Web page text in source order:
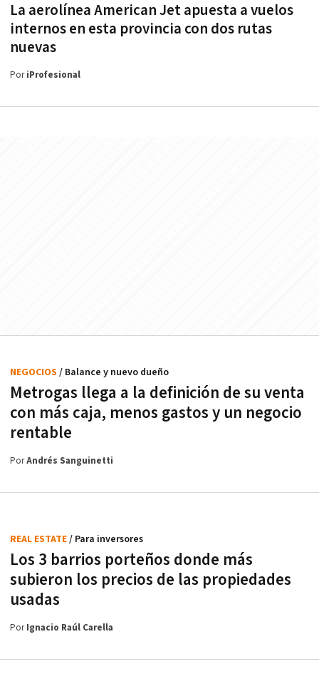
La aerolínea American Jet apuesta a vuelos
internos en esta provincia con dos rutas
nuevas
PoriProfesional
Metrogas llega a la definición de su venta
con más caja, menos gastos y un negocio
rentable
NEGOCIOS / Balance y nuevo dueño
PorAndrés Sanguinetti
Los 3 barrios porteños donde más
subieron los precios de las propiedades
usadas
REAL ESTATE/ Para inversores
PorIgnacio Raúl Carella